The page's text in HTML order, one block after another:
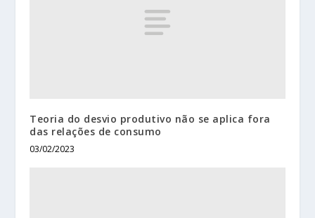
Teoria do desvio produtivo não se aplica fora
das relações de consumo
03/02/2023